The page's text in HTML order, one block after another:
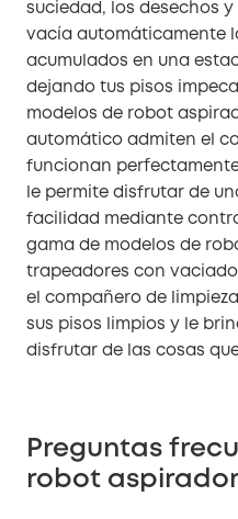
suciedad, los desechos
vacía automáticamente
acumulados en una
dejando tus pisos
modelos de robot
automático admiten el
funcionan
le permite disfrutar de
facilidad mediante
gama de modelos de
trapeadores con
el compañero de
sus pisos limpios y le
disfrutar de las cosas
Preguntas
robot